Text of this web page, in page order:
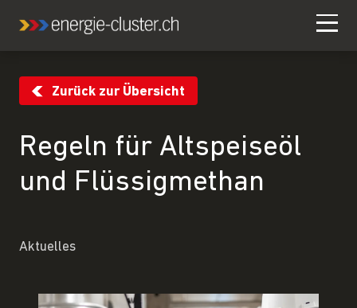
Zurück zur Übersicht
Regeln für Altspeiseöl
und Flüssigmethan
Aktuelles